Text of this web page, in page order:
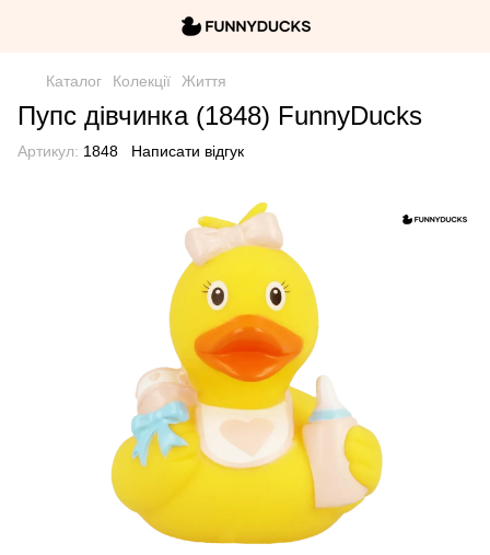
Каталог Колекції Життя
Пупс дівчинка (1848) FunnyDucks
Артикул: 1848 Написати відгук